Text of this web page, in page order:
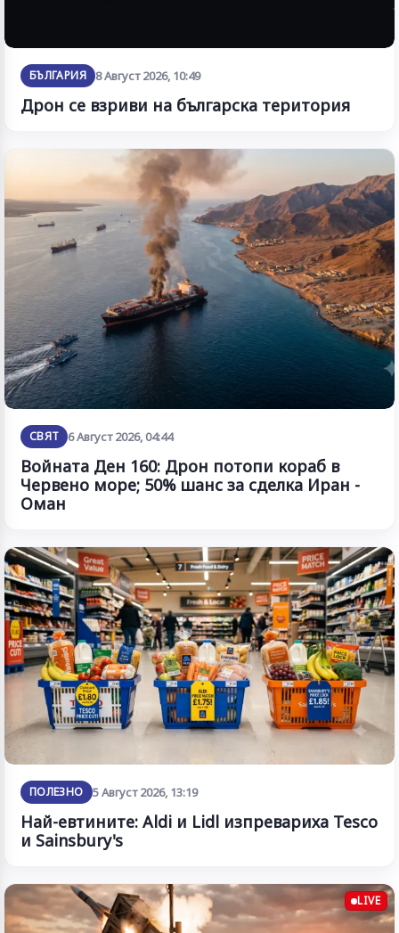
БЪЛГАРИЯ 8 Август 2026, 10:49
Дрон се взриви на българска територия
СВЯТ 6 Август 2026, 04:44
Войната Ден 160: Дрон потопи кораб в
Червено море; 50% шанс за сделка Иран -
Оман
ПОЛЕЗНО 5 Август 2026, 13:19
Най-евтините: Aldi и Lidl изпревариха Tesco
и Sainsbury's
LIVE